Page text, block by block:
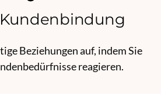
Kundenbindung
Beziehungen auf, indem Sie
reagieren.